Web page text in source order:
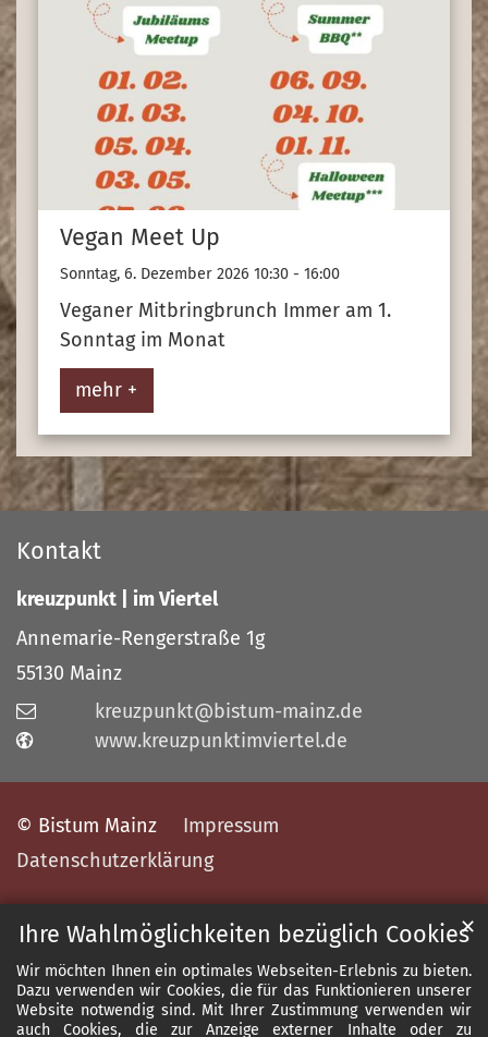
Ihre Wahlmöglichkeiten bezüglich Cookies
Wir möchten Ihnen ein optimales Webseiten-Erlebnis zu bieten.
Dazu verwenden wir Cookies, die für das Funktionieren unserer
Website notwendig sind. Mit Ihrer Zustimmung verwenden wir
auch Cookies, die zur Anzeige externer Inhalte oder zu
✕
Vegan Meet Up
Sonntag, 6. Dezember 2026 10:30 - 16:00
Veganer Mitbringbrunch Immer am 1.
Sonntag im Monat
mehr +
Kontakt
kreuzpunkt | im Viertel
Annemarie-Rengerstraße 1g
55130 Mainz
kreuzpunkt@bistum-mainz.de
www.kreuzpunktimviertel.de
© Bistum Mainz
Impressum
Datenschutzerklärung